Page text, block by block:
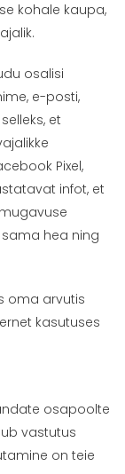
kohale kaupa,
osalisi
e-posti,
et
Pixel,
infot, et
sama hea ning
oma arvutis
kasutuses
osapoolte
vastutus
on teie